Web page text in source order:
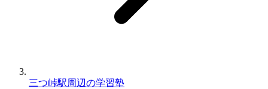
三つ峠駅周辺の学習塾